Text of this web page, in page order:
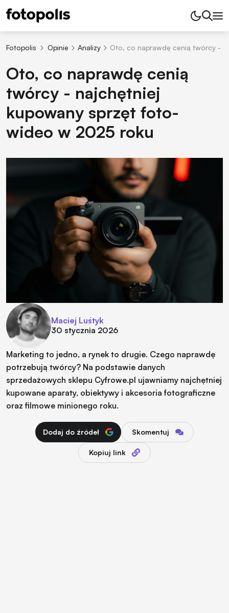
Fotopolis Opinie Analizy Oto, co naprawdę cenią twórcy -
Oto, co naprawdę cenią
twórcy - najchętniej
kupowany sprzęt foto-
wideo w 2025 roku
Maciej Luśtyk
30 stycznia 2026
Marketing to jedno, a rynek to drugie. Czego naprawdę
potrzebują twórcy? Na podstawie danych
sprzedażowych sklepu Cyfrowe.pl ujawniamy najchętniej
kupowane aparaty, obiektywy i akcesoria fotograficzne
oraz filmowe minionego roku.
Dodaj do źródeł Skomentuj
Kopiuj link